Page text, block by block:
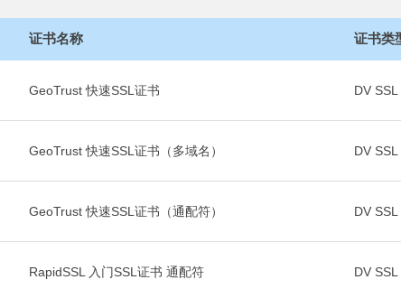
证书名称 证书类
GeoTrust 快速SSL证书 DV SSL
GeoTrust 快速SSL证书（多域名） DV SSL
GeoTrust 快速SSL证书（通配符） DV SSL
RapidSSL 入门SSL证书 通配符 DV SSL